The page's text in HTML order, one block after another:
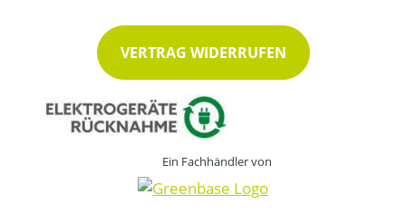
VERTRAG WIDERRUFEN
Ein Fachhändler von